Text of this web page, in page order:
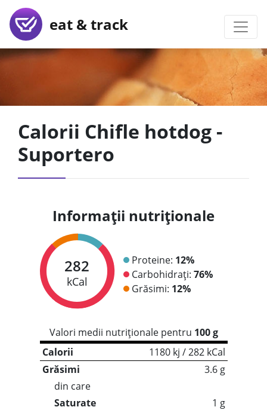
eat & track
Calorii Chifle hotdog -
Suportero
Informații nutriționale
282
kCal
Proteine: 12%
Carbohidrați: 76%
Grăsimi: 12%
Valori medii nutriționale pentru 100 g
Calorii
1180 kj / 282 kCal
Grăsimi
3.6 g
din care
Saturate
1 g